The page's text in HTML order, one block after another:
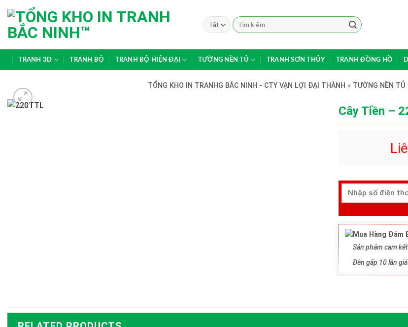
to
content
Search
for:
TRANH 3D TRANH BỘ TRANH BỘ HIỆN ĐẠI TƯỜNG NỀN TỦ TRANH SƠN THỦY TRANH ĐỒNG HỒ
TỔNG KHO IN TRANHG BẮC NINH - CTY VẠN LỢI ĐẠI THÀNH » TƯỜNG NỀN TỦ
Cây Tiền –
Sản phảm cam
Đền gấp 10 lần